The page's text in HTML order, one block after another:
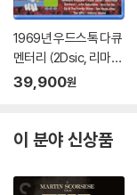
1969년 우드스톡 다큐
멘터리 (2Dsic, 리마스
터링 감독판) : 블루레
39,900원
이 분야 신상품